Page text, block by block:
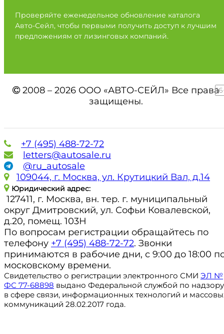
Проверяйте еженедельное обновление каталога
Авто-Сейл, чтобы первыми получить доступ к лучшим
предложениям от лизинговых компаний.
2008 – 2026 ООО «АВТО-СЕЙЛ» Все права
защищены.
+7 (495) 488-72-72
letters@autosale.ru
@ru_autosale
109044, г. Москва, ул. Крутицкий Вал, д.14
Юридический адрес:
127411, г. Москва, вн. тер. г. муниципальный
округ Дмитровский, ул. Софьи Ковалевской,
д.20, помещ. 103Н
По вопросам регистрации обращайтесь по
телефону +7 (495) 488-72-72. Звонки
принимаются в рабочие дни, с 9:00 до 18:00
московскому времени.
Свидетельство о регистрации электронного СМИ ЭЛ №
ФС 77-68898 выдано Федеральной службой по надзору
в сфере связи, информационных технологий и
коммуникаций 28.02.2017 года.